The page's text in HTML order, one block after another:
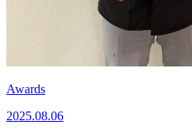
Awards
2025.08.06